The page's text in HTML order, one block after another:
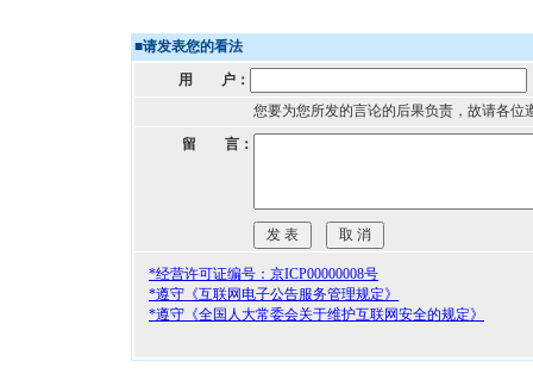
■请发表您的看法
用 户：
您要为您所发的言论的后果负责，故请各位
留 言：
*经营许可证编号：京ICP00000008号
*遵守《互联网电子公告服务管理规定》
*遵守《全国人大常委会关于维护互联网安全的规定》